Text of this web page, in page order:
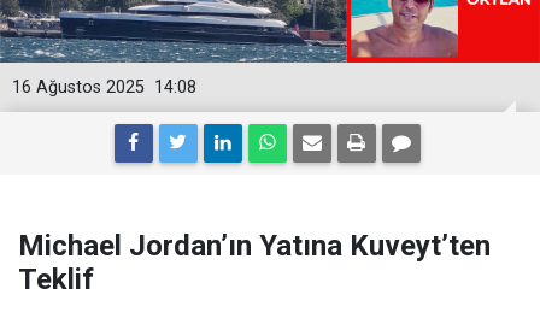
14:08
16 Ağustos 2025
Michael Jordan’ın Yatına Kuveyt’ten
Teklif